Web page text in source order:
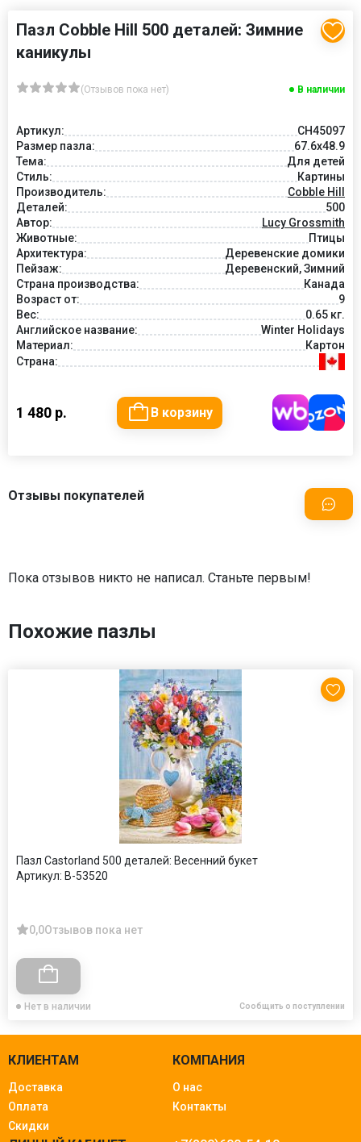
Пазл Cobble Hill 500 деталей: Зимние
каникулы
(Отзывов пока нет) В наличии
Артикул:
CH45097
Размер пазла:
67.6x48.9
Тема:
Для детей
Стиль:
Картины
Производитель:
Cobble Hill
Деталей:
500
Автор:
Lucy Grossmith
Животные:
Птицы
Архитектура:
Деревенские домики
Пейзаж:
Деревенский, Зимний
Страна производства:
Канада
Возраст от:
9
Вес:
0.65 кг.
Английское название:
Winter Holidays
Материал:
Картон
Страна:
1 480 р. В корзину
Отзывы покупателей
Пока отзывов никто не написал. Станьте первым!
Похожие пазлы
Пазл Castorland 500 деталей: Весенний букет
Артикул: B-53520
0,0Отзывов пока нет
Нет в наличии Сообщить о поступлении
КЛИЕНТАМ
Доставка
Оплата
Скидки
КОМПАНИЯ
О нас
Контакты